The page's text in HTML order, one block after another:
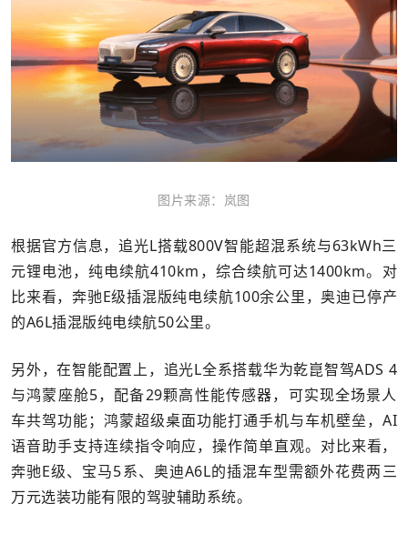
图片来源：岚图
根据官方信息，追光L搭载800V智能超混系统与63kWh三
元锂电池，纯电续航410km，综合续航可达1400km。对
比来看，奔驰E级插混版纯电续航100余公里，奥迪已停产
的A6L插混版纯电续航50公里。
另外，在智能配置上，追光L全系搭载华为乾崑智驾ADS 4
与鸿蒙座舱5，配备29颗高性能传感器，可实现全场景人
车共驾功能；鸿蒙超级桌面功能打通手机与车机壁垒，AI
语音助手支持连续指令响应，操作简单直观。对比来看，
奔驰E级、宝马5系、奥迪A6L的插混车型需额外花费两三
万元选装功能有限的驾驶辅助系统。